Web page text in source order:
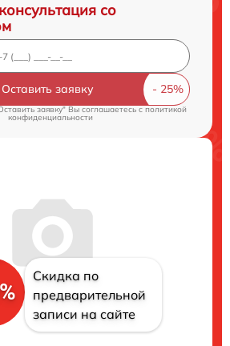
со
Оставить заявку
заявку" Вы соглашаетесь c политикой
конфиденциальности
Скидка по
предварительной
записи на сайте